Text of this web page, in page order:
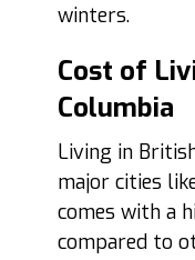
winters.
Cost of
Columbia
Living in
major cities
comes with a
compared to